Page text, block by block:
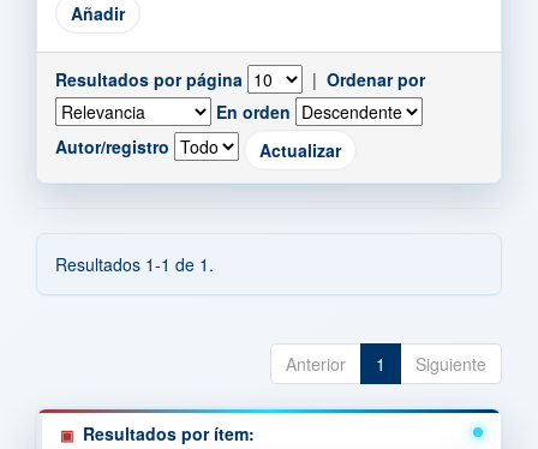
Resultados por página | Ordenar por
En orden
Autor/registro
Resultados 1-1 de 1.
Anterior 1 Siguiente
Resultados por ítem: